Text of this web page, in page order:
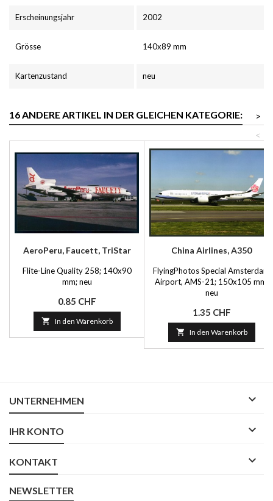
Erscheinungsjahr 2002
Grösse 140x89 mm
Kartenzustand neu
16 ANDERE ARTIKEL IN DER GLEICHEN KATEGORIE:
>
<
AeroPeru, Faucett, TriStar
Flite-Line Quality 258; 140x90
mm; neu
Preis
0.85 CHF
 In den Warenkorb
China Airlines, A350
FlyingPhotos Special Amsterdam
Airport, AMS-21; 150x105 mm;
neu
Preis
1.35 CHF
 In den Warenkorb
UNTERNEHMEN 
IHR KONTO 
KONTAKT 
NEWSLETTER